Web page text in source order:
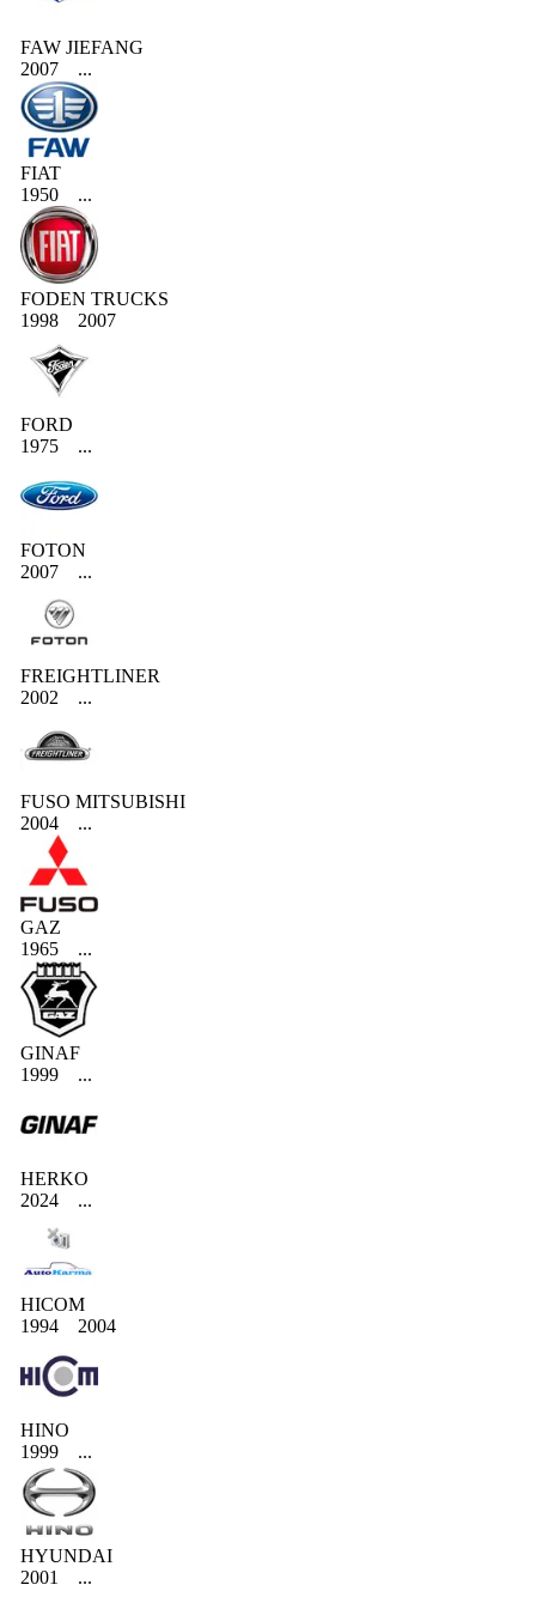
FAW JIEFANG
2007
...
FIAT
1950
...
FODEN TRUCKS
1998
2007
FORD
1975
...
FOTON
2007
...
FREIGHTLINER
2002
...
FUSO MITSUBISHI
2004
...
GAZ
1965
...
GINAF
1999
...
HERKO
2024
...
HICOM
1994
2004
HINO
1999
...
HYUNDAI
2001
...